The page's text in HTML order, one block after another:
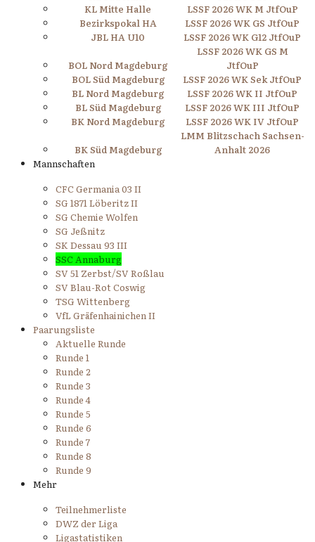
KL Mitte Halle
LSSF 2026 WK M JtfOuP
Bezirkspokal HA
LSSF 2026 WK GS JtfOuP
JBL HA U10
LSSF 2026 WK G12 JtfOuP
BOL Nord Magdeburg
LSSF 2026 WK GS M
JtfOuP
BOL Süd Magdeburg
LSSF 2026 WK Sek JtfOuP
BL Nord Magdeburg
LSSF 2026 WK II JtfOuP
BL Süd Magdeburg
LSSF 2026 WK III JtfOuP
BK Nord Magdeburg
LSSF 2026 WK IV JtfOuP
BK Süd Magdeburg
LMM Blitzschach Sachsen-
Anhalt 2026
Mannschaften
CFC Germania 03 II
SG 1871 Löberitz II
SG Chemie Wolfen
SG Jeßnitz
SK Dessau 93 III
SSC Annaburg
SV 51 Zerbst/SV Roßlau
SV Blau-Rot Coswig
TSG Wittenberg
VfL Gräfenhainichen II
Paarungsliste
Aktuelle Runde
Runde 1
Runde 2
Runde 3
Runde 4
Runde 5
Runde 6
Runde 7
Runde 8
Runde 9
Mehr
Teilnehmerliste
DWZ der Liga
Ligastatistiken